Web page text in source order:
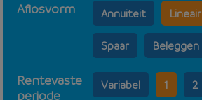
Aflosvorm Annuiteit Lineair
Spaar Beleggen
Rentevaste
periode
Variabel 1 2